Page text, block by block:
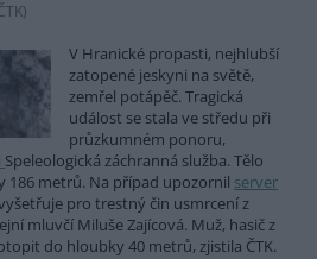
)
V Hranické propasti, nejhlubší
zatopené jeskyni na světě,
zemřel potápěč. Tragická
událost se stala ve středu při
průzkumném ponoru,
Speleologická záchranná služba. Tělo
186 metrů. Na případ upozornil server
pro trestný čin usmrcení z
mluvčí Miluše Zajícová. Muž, hasič z
do hloubky 40 metrů, zjistila ČTK.